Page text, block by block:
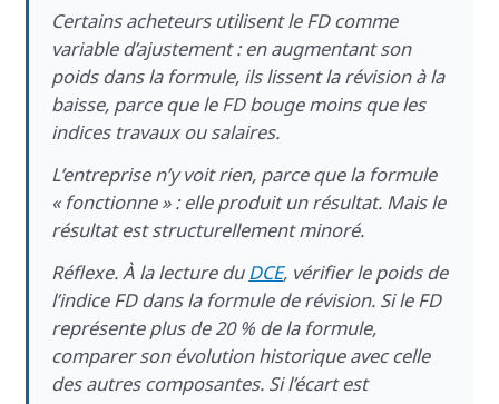
Certains acheteurs utilisent le FD comme
variable d’ajustement : en augmentant son
poids dans la formule, ils lissent la révision à la
baisse, parce que le FD bouge moins que les
indices travaux ou salaires.
L’entreprise n’y voit rien, parce que la formule
« fonctionne » : elle produit un résultat. Mais le
résultat est structurellement minoré.
Réflexe. À la lecture duDCE, vérifier le poids de
l’indice FD dans la formule de révision. Si le FD
représente plus de 20 % de la formule,
comparer son évolution historique avec celle
des autres composantes. Si l’écart est